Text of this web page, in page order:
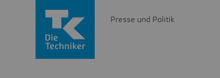
Presse und Politik